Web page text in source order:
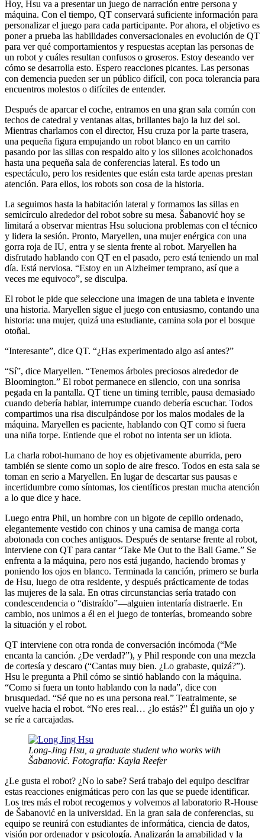
Hoy, Hsu va a presentar un juego de narración entre persona y
máquina. Con el tiempo, QT conservará suficiente información para
personalizar el juego para cada participante. Por ahora, el objetivo es
poner a prueba las habilidades conversacionales en evolución de QT
para ver qué comportamientos y respuestas aceptan las personas de
un robot y cuáles resultan confusos o groseros. Estoy deseando ver
cómo se desarrolla esto. Espero reacciones picantes. Las personas
con demencia pueden ser un público difícil, con poca tolerancia para
encuentros molestos o difíciles de entender.
Después de aparcar el coche, entramos en una gran sala común con
techos de catedral y ventanas altas, brillantes bajo la luz del sol.
Mientras charlamos con el director, Hsu cruza por la parte trasera,
una pequeña figura empujando un robot blanco en un carrito
pasando por las sillas con respaldo alto y los sillones acolchonados
hasta una pequeña sala de conferencias lateral. Es todo un
espectáculo, pero los residentes que están esta tarde apenas prestan
atención. Para ellos, los robots son cosa de la historia.
La seguimos hasta la habitación lateral y formamos las sillas en
semicírculo alrededor del robot sobre su mesa. Šabanović hoy se
limitará a observar mientras Hsu soluciona problemas con el técnico
y lidera la sesión. Pronto, Maryellen, una mujer enérgica con una
gorra roja de IU, entra y se sienta frente al robot. Maryellen ha
disfrutado hablando con QT en el pasado, pero está teniendo un mal
día. Está nerviosa. “Estoy en un Alzheimer temprano, así que a
veces me equivoco”, se disculpa.
El robot le pide que seleccione una imagen de una tableta e invente
una historia. Maryellen sigue el juego con entusiasmo, contando una
historia: una mujer, quizá una estudiante, camina sola por el bosque
otoñal.
“Interesante”, dice QT. “¿Has experimentado algo así antes?”
“Sí”, dice Maryellen. “Tenemos árboles preciosos alrededor de
Bloomington.” El robot permanece en silencio, con una sonrisa
pegada en la pantalla. QT tiene un timing terrible, pausa demasiado
cuando debería hablar, interrumpe cuando debería escuchar. Todos
compartimos una risa disculpándose por los malos modales de la
máquina. Maryellen es paciente, hablando con QT como si fuera
una niña torpe. Entiende que el robot no intenta ser un idiota.
La charla robot-humano de hoy es objetivamente aburrida, pero
también se siente como un soplo de aire fresco. Todos en esta sala se
toman en serio a Maryellen. En lugar de descartar sus pausas e
incertidumbre como síntomas, los científicos prestan mucha atención
a lo que dice y hace.
Luego entra Phil, un hombre con un bigote de cepillo ordenado,
elegantemente vestido con chinos y una camisa de manga corta
abotonada con coches antiguos. Después de sentarse frente al robot,
interviene con QT para cantar “Take Me Out to the Ball Game.” Se
enfrenta a la máquina, pero nos está jugando, haciendo bromas y
poniendo los ojos en blanco. Terminada la canción, primero se burla
de Hsu, luego de otra residente, y después prácticamente de todas
las mujeres de la sala. En otras circunstancias sería tratado con
condescendencia o “distraído”—alguien intentaría distraerle. En
cambio, nos unimos a él en el juego de tonterías, bromeando sobre
la situación y el robot.
QT interviene con otra ronda de conversación incómoda (“Me
encanta la canción. ¿De verdad?”), y Phil responde con una mezcla
de cortesía y descaro (“Cantas muy bien. ¿Lo grabaste, quizá?”).
Hsu le pregunta a Phil cómo se sintió hablando con la máquina.
“Como si fuera un tonto hablando con la nada”, dice con
brusquedad. “Sé que no es una persona real.” Teatralmente, se
vuelve hacia el robot. “No eres real… ¿lo estás?” Él guiña un ojo y
se ríe a carcajadas.
Long-Jing Hsu, a graduate student who works with
Šabanović. Fotografía: Kayla Reefer
¿Le gusta el robot? ¿No lo sabe? Será trabajo del equipo descifrar
estas reacciones enigmáticas pero con las que se puede identificar.
Los tres más el robot recogemos y volvemos al laboratorio R-House
de Šabanović en la universidad. En la gran sala de conferencias, su
equipo se reunirá con estudiantes de informática, ciencia de datos,
visión por ordenador y psicología. Analizarán la amabilidad y la